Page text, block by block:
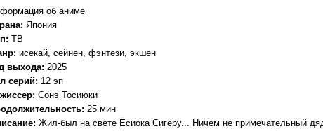
об аниме
Япония
ТВ
исекай, сейнен, фэнтези, экшен
выхода: 2025
серий: 12 эп
Сонэ Тосиюки
25 мин
Жил-был на свете Ёcиока Cигеру... Ничем не примечательный